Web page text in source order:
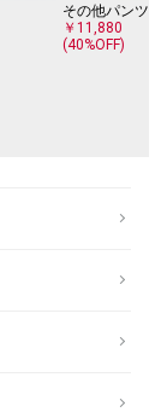
その他パンツ
￥11,880
(40%OFF)